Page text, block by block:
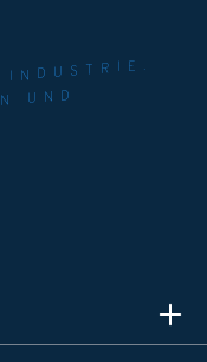
UND